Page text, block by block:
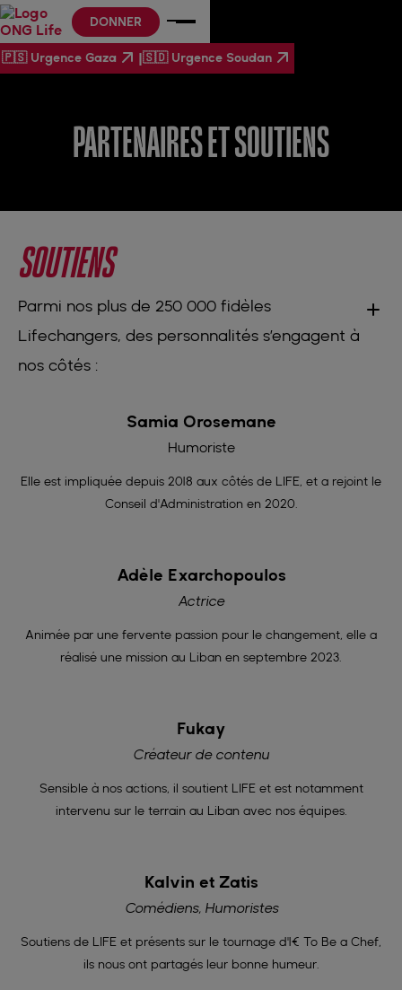
DONNER
🇵🇸 Urgence Gaza |🇸🇩 Urgence Soudan
PARTENAIRES ET SOUTIENS
SOUTIENS
Parmi nos plus de 250 000 fidèles
Lifechangers, des personnalités s’engagent à
nos côtés :
Samia Orosemane
Humoriste
Elle est impliquée depuis 2018 aux côtés de LIFE, et a rejoint le
Conseil d'Administration en 2020.
Adèle Exarchopoulos
Actrice
Animée par une fervente passion pour le changement, elle a
réalisé une mission au Liban en septembre 2023.
Fukay
Créateur de contenu
Sensible à nos actions, il soutient LIFE et est notamment
intervenu sur le terrain au Liban avec nos équipes.
Kalvin et Zatis
Comédiens, Humoristes
Soutiens de LIFE et présents sur le tournage d'1€ To Be a Chef,
ils nous ont partagés leur bonne humeur.